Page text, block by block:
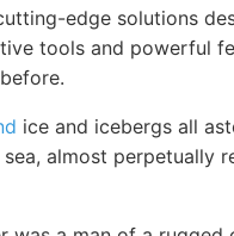
edge solutions
tools and powerful
ice and icebergs all
almost perpetually